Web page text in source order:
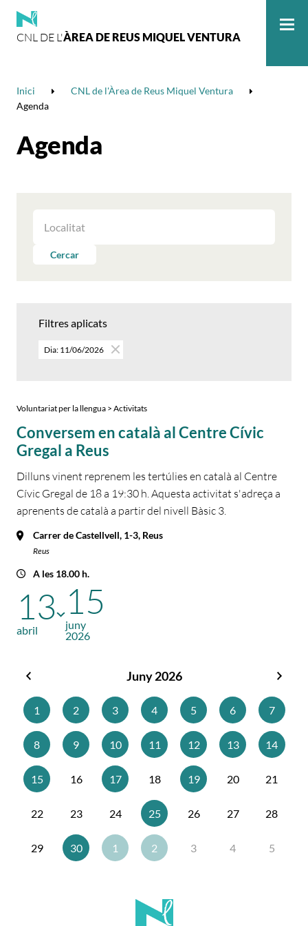
CNL DE L'ÀREA DE REUS MIQUEL VENTURA
Inici
CNL de l'Àrea de Reus Miquel Ventura
Agenda
Agenda
LES
PERCercar
Filtres aplicats
Dia: 11/06/2026
Voluntariat per la llengua > Activitats
Conversem en català al Centre Cívic
Gregal a Reus
Dilluns vinent reprenem les tertúlies en català al Centre
Cívic Gregal de 18 a 19:30 h. Aquesta activitat s'adreça a
aprenents de català a partir del nivell Bàsic 3.
Carrer de Castellvell, 1-3, Reus
Reus
A les 18.00 h.
13
abril
15
juny
2026
Juny 2026
1
2 3 4 5 6 7
8 9 10 11 12 13 14
15 16 17 18 19 20 21
22 23 24 25 26 27 28
29 30 1 2 3 4 5